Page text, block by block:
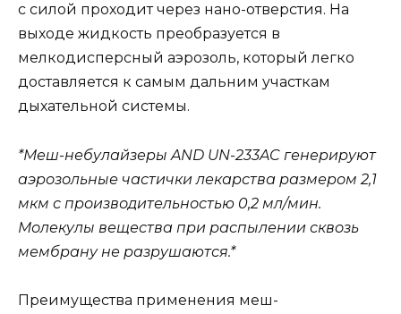
с силой проходит через нано-отверстия. На
выходе жидкость преобразуется в
мелкодисперсный аэрозоль, который легко
доставляется к самым дальним участкам
дыхательной системы.
*Меш-небулайзеры AND UN-233AC генерируют
аэрозольные частички лекарства размером 2,1
мкм с производительностью 0,2 мл/мин.
Молекулы вещества при распылении сквозь
мембрану не разрушаются.*
Преимущества применения меш-